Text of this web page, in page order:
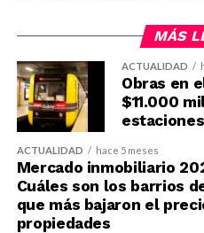
MÁS
ACTUALIDAD
Obras en
$11.000
ACTUALIDAD hace 5 meses
Mercado inmobiliario
Cuáles son los barrios
que más bajaron el
propiedades